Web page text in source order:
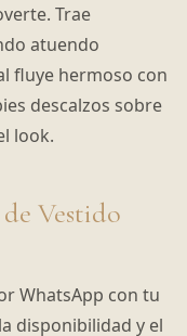
Trae
atuendo
fluye hermoso con
descalzos sobre
look.
Vestido
WhatsApp con tu
disponibilidad y el